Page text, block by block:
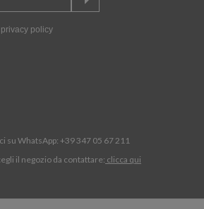
privacy policy
su WhatsApp: +39 347 05 67 211
il negozio da contattare: clicca qui